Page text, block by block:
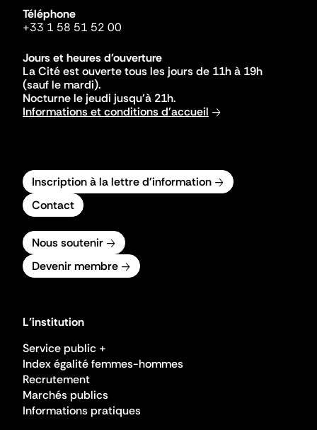
Téléphone
+33 1 58 51 52 00
Jours et heures d'ouverture
La Cité est ouverte tous les jours de 11h à 19h
(sauf le mardi).
Nocturne le jeudi jusqu'à 21h.
Informations et conditions d'accueil
Inscription à la lettre d'information
Contact
Nous soutenir
Devenir membre
L'institution
Service public +
Index égalité femmes-hommes
Recrutement
Marchés publics
Informations pratiques